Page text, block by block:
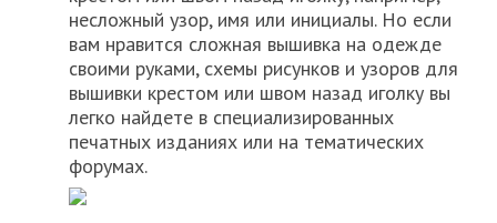
несложный узор, имя или инициалы. Но если
вам нравится сложная вышивка на одежде
своими руками, схемы рисунков и узоров для
вышивки крестом или швом назад иголку вы
легко найдете в специализированных
печатных изданиях или на тематических
форумах.